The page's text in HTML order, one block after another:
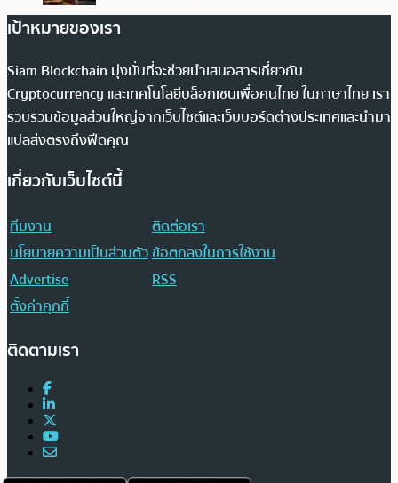
เป้าหมายของเรา
Siam Blockchain มุ่งมั่นที่จะช่วยนำเสนอสารเกี่ยวกับ
Cryptocurrency และเทคโนโลยีบล็อกเชนเพื่อคนไทย ในภาษาไทย เรา
รวบรวมข้อมูลส่วนใหญ่จากเว็บไซต์และเว็บบอร์ดต่างประเทศและนำมา
แปลส่งตรงถึงฟีดคุณ
เกี่ยวกับเว็บไซต์นี้
ทีมงาน
ติดต่อเรา
นโยบายความเป็นส่วนตัวข้อตกลงในการใช้งาน
Advertise
RSS
ตั้งค่าคุกกี้
ติดตามเรา